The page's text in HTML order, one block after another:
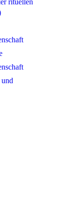
rituellen